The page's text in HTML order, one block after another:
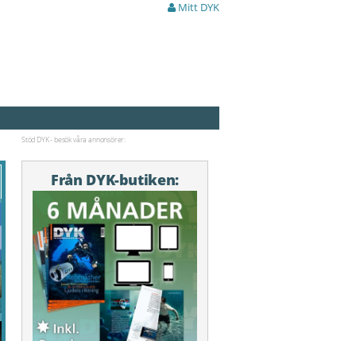
Mitt DYK
Stöd DYK - besök våra annonsörer:
Från DYK-butiken: